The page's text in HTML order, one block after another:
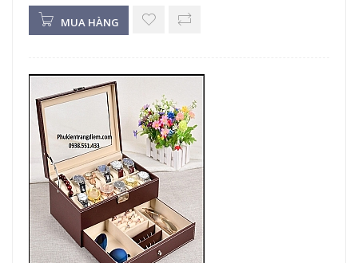
MUA HÀNG